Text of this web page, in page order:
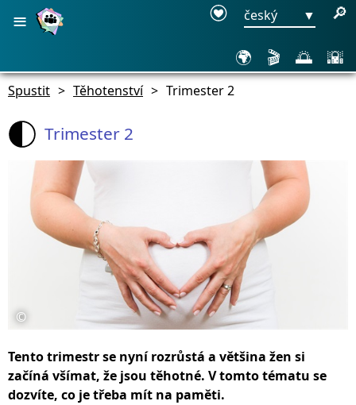
≡ český ▼ 🔎
🌍 🎬 🌅 🌇
Spustit > Těhotenství > Trimester 2
Trimester 2
©
Tento trimestr se nyní rozrůstá a většina žen si
začíná všímat, že jsou těhotné. V tomto tématu se
dozvíte, co je třeba mít na paměti.